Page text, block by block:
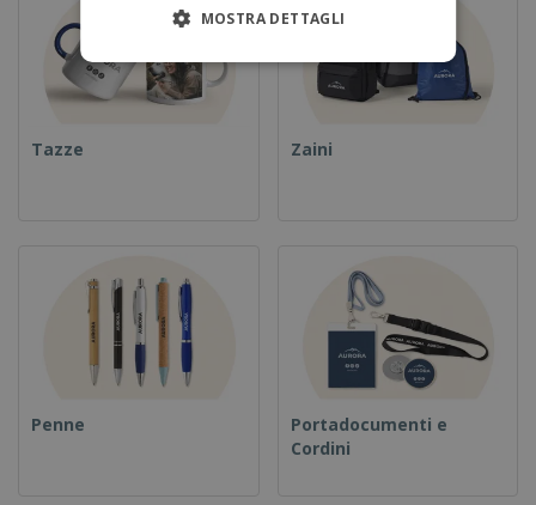
Tazze Zaini
Penne
Portadocumenti e
Cordini
MOSTRA DETTAGLI